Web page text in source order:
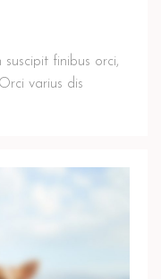
finibus orci,
varius dis